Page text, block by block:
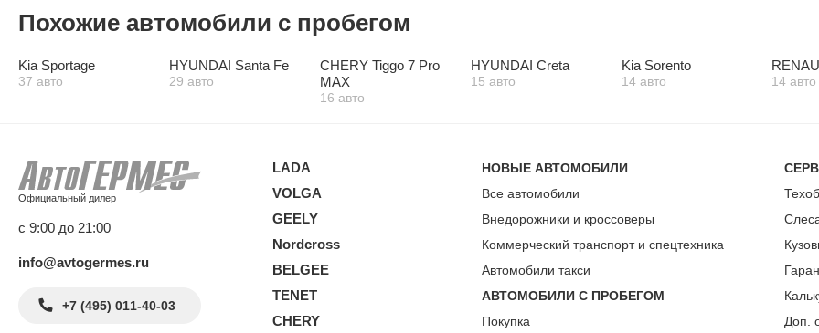
Похожие автомобили с пробегом
Kia Sportage
37 авто
HYUNDAI Santa Fe
29 авто
CHERY Tiggo 7 Pro
MAX
16 авто
HYUNDAI Creta
15 авто
Kia Sorento
14 авто 14 авто
Официальный дилер
с 9:00 до 21:00
info@avtogermes.ru
+7 (495) 011-40-03
LADA
VOLGA
GEELY
Nordcross
BELGEE
TENET
CHERY
НОВЫЕ АВТОМОБИЛИ
Все автомобили
Внедорожники и кроссоверы
Коммерческий транспорт и спецтехника
Автомобили такси
АВТОМОБИЛИ С ПРОБЕГОМ
Покупка
Доп.